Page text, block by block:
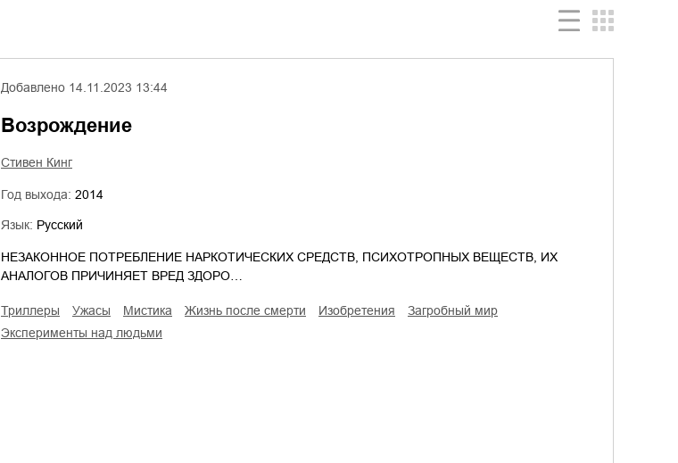
Добавлено 14.11.2023 13:44
Возрождение
Стивен Кинг
Год выхода: 2014
Язык: Русский
НЕЗАКОННОЕ ПОТРЕБЛЕНИЕ НАРКОТИЧЕСКИХ СРЕДСТВ, ПСИХОТРОПНЫХ ВЕЩЕСТВ, ИХ
АНАЛОГОВ ПРИЧИНЯЕТ ВРЕД ЗДОРО…
триллеры ужасы мистика жизнь после смерти изобретения
загробный мир
эксперименты над людьми